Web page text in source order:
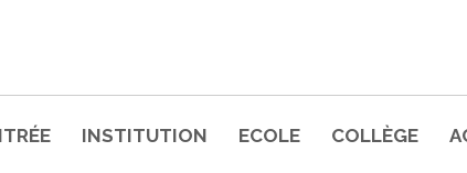
INSTITUTION ECOLE COLLÈGE